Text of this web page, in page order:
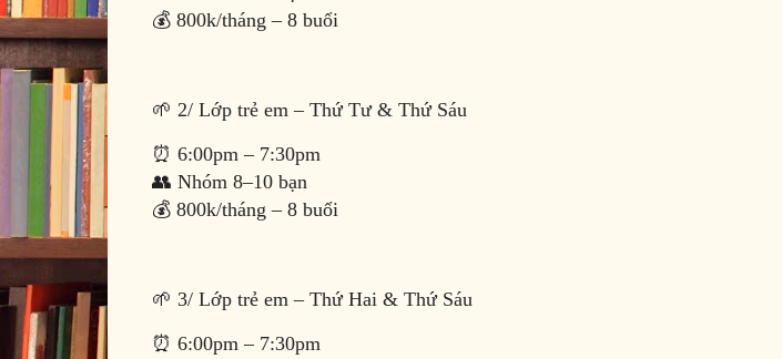
💰 800k/tháng – 8 buổi
🌱 2/ Lớp trẻ em – Thứ Tư & Thứ Sáu
⏰ 6:00pm – 7:30pm
👥 Nhóm 8–10 bạn
💰 800k/tháng – 8 buổi
🌱 3/ Lớp trẻ em – Thứ Hai & Thứ Sáu
⏰ 6:00pm – 7:30pm